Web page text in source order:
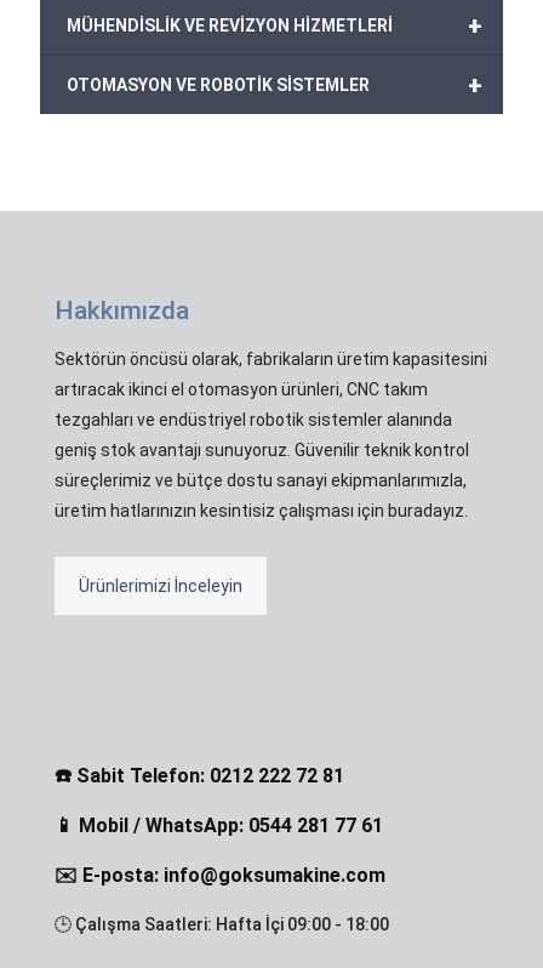
+
MÜHENDİSLİK VE REVİZYON HİZMETLERİ
+
OTOMASYON VE ROBOTİK SİSTEMLER
Hakkımızda
Sektörün öncüsü olarak, fabrikaların üretim kapasitesini
artıracak ikinci el otomasyon ürünleri, CNC takım
tezgahları ve endüstriyel robotik sistemler alanında
geniş stok avantajı sunuyoruz. Güvenilir teknik kontrol
süreçlerimiz ve bütçe dostu sanayi ekipmanlarımızla,
üretim hatlarınızın kesintisiz çalışması için buradayız.
Ürünlerimizi İnceleyin
☎️ Sabit Telefon: 0212 222 72 81
📱 Mobil / WhatsApp: 0544 281 77 61
✉️ E-posta: info@goksumakine.com
🕒 Çalışma Saatleri: Hafta İçi 09:00 - 18:00